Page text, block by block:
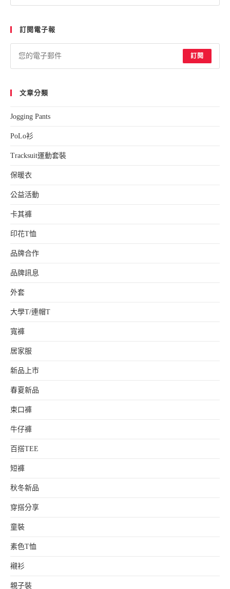
the
訂閱電子報
訂閱
文章分類
Jogging Pants
PoLo衫
Tracksuit運動套裝
保暖衣
公益活動
卡其褲
印花T恤
品牌合作
品牌訊息
外套
大學T/連帽T
寬褲
居家服
新品上市
春夏新品
束口褲
牛仔褲
百搭TEE
短褲
秋冬新品
穿搭分享
童裝
素色T恤
襯衫
親子裝